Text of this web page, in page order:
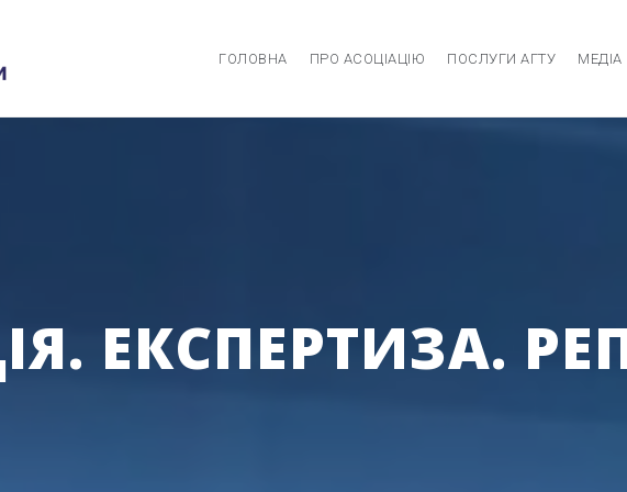
ГОЛОВНА ПРО АСОЦІАЦІЮ ПОСЛУГИ АГТУ МЕДІА
ЕКСПЕРТИЗА.